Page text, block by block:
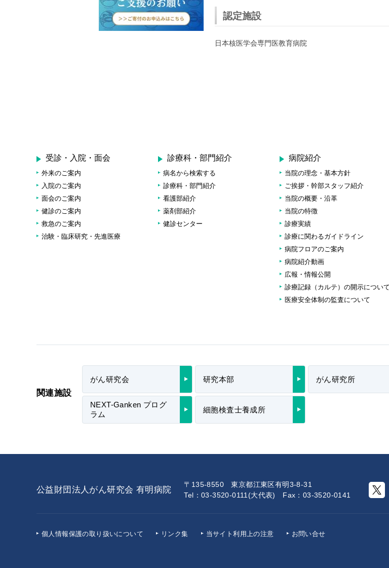
認定施設
日本核医学会専門医教育病院
受診・入院・面会
外来のご案内
入院のご案内
面会のご案内
健診のご案内
救急のご案内
治験・臨床研究・先進医療
診療科・部門紹介
病名から検索する
診療科・部門紹介
看護部紹介
薬剤部紹介
健診センター
病院紹介
当院の理念・基本方針
ご挨拶・幹部スタッフ紹介
当院の概要・沿革
当院の特徴
診療実績
診療に関わるガイドライン
病院フロアのご案内
病院紹介動画
広報・情報公開
診療記録（カルテ）の開示について
医療安全体制の監査について
関連施設
がん研究会 研究本部 がん研究所
NEXT-Ganken プログ
ラム
細胞検査士養成所
公益財団法人がん研究会 有明病院
〒135-8550 東京都江東区有明3-8-31
Tel：03-3520-0111(大代表) Fax：03-3520-0141
個人情報保護の取り扱いについて リンク集 当サイト利用上の注意 お問い合せ